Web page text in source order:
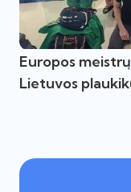
Europos
Lietuvos